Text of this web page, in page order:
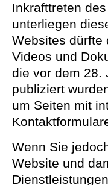
Inkrafttreten
unterliegen
Websites dürfte
Videos und
die vor dem 28.
publiziert
um Seiten mit
Wenn Sie
Website und